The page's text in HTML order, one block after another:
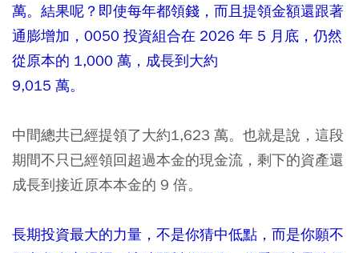
萬。結果呢？即使每年都領錢，而且提領金額還跟著
通膨增加，0050 投資組合在 2026 年 5 月底，仍然
從原本的 1,000 萬，成長到大約
9,015 萬。
中間總共已經提領了大約1,623 萬。也就是說，這段
期間不只已經領回超過本金的現金流，剩下的資產還
成長到接近原本本金的 9 倍。
長期投資最大的力量，不是你猜中低點，而是你願不